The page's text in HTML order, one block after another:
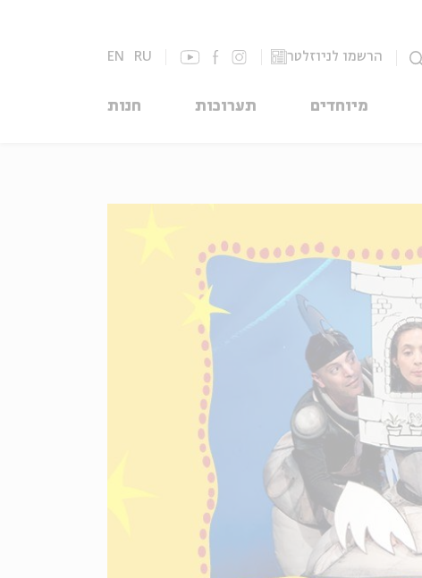
הרשמו לניוזלטר EN RU
מיוחדים תערוכות חנות